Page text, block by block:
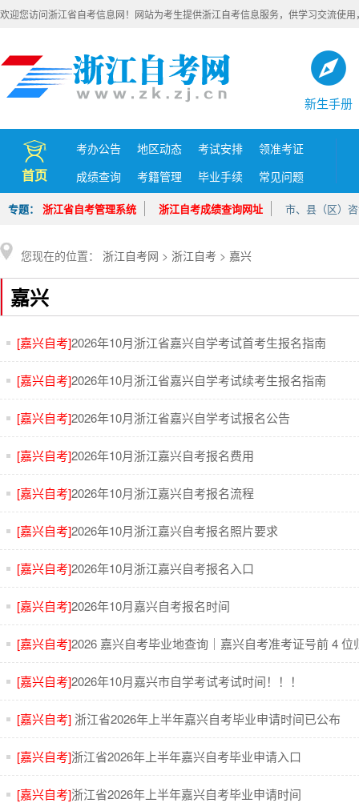
欢迎您访问浙江省自考信息网！网站为考生提供浙江自考信息服务，供学习交流使
新生手册
首页
考办公告 地区动态 考试安排
领准考证
成绩查询
考籍管理 毕业手续 常见问题
专题： 浙江省自考管理系统 浙江自考成绩查询网址 市、县（区）
您现在的位置： 浙江自考网 > 浙江自考 > 嘉兴
嘉兴
[嘉兴自考]2026年10月浙江省嘉兴自学考试首考生报名指南
[嘉兴自考]2026年10月浙江省嘉兴自学考试续考生报名指南
[嘉兴自考]2026年10月浙江省嘉兴自学考试报名公告
[嘉兴自考]2026年10月浙江嘉兴自考报名费用
[嘉兴自考]2026年10月浙江嘉兴自考报名流程
[嘉兴自考]2026年10月浙江嘉兴自考报名照片要求
[嘉兴自考]2026年10月浙江嘉兴自考报名入口
[嘉兴自考]2026年10月嘉兴自考报名时间
[嘉兴自考]2026 嘉兴自考毕业地查询｜嘉兴自考准考证号前 4 位
[嘉兴自考]2026年10月嘉兴市自学考试考试时间！！！
[嘉兴自考] 浙江省2026年上半年嘉兴自考毕业申请时间已公布
[嘉兴自考]浙江省2026年上半年嘉兴自考毕业申请入口
[嘉兴自考]浙江省2026年上半年嘉兴自考毕业申请时间